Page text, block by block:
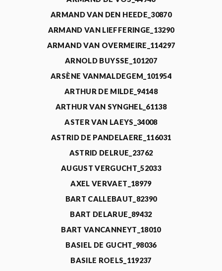
ARMAND VAN DEN HEEDE_30870
ARMAND VAN LIEFFERINGE_13290
ARMAND VAN OVERMEIRE_114297
ARNOLD BUYSSE_101207
ARSÈNE VANMALDEGEM_101954
ARTHUR DE MILDE_94148
ARTHUR VAN SYNGHEL_61138
ASTER VAN LAEYS_34008
ASTRID DE PANDELAERE_116031
ASTRID DELRUE_23762
AUGUST VERGUCHT_52033
AXEL VERVAET_18979
BART CALLEBAUT_82390
BART DELARUE_89432
BART VANCANNEYT_18010
BASIEL DE GUCHT_98036
BASILE ROELS_119237